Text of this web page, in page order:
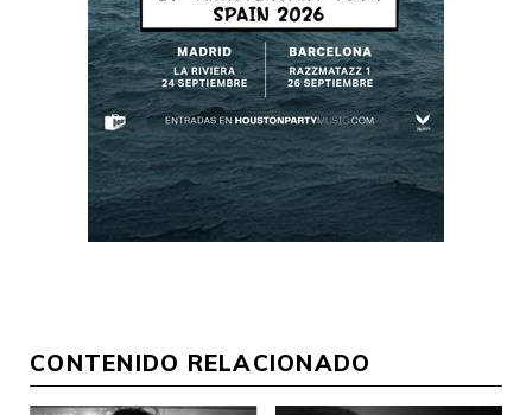
CONTENIDO RELACIONADO